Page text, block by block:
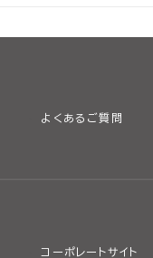
よくあるご質問
コーポレートサイト